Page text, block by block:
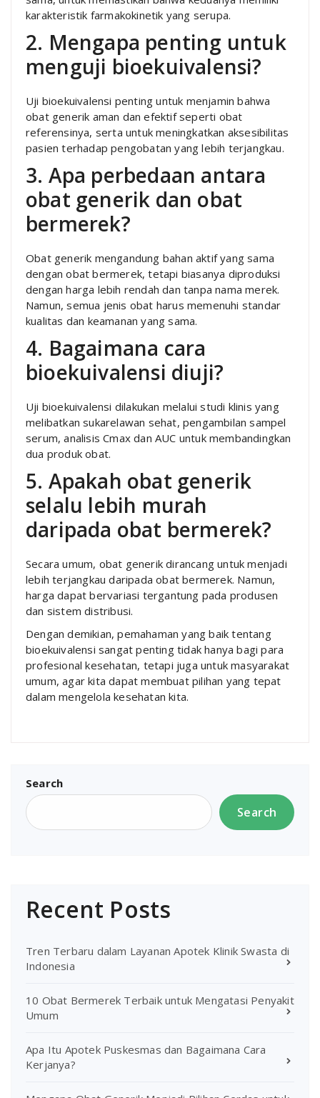
karakteristik farmakokinetik yang serupa.
2. Mengapa penting untuk
menguji bioekuivalensi?
Uji bioekuivalensi penting untuk menjamin bahwa
obat generik aman dan efektif seperti obat
referensinya, serta untuk meningkatkan aksesibilitas
pasien terhadap pengobatan yang lebih terjangkau.
3. Apa perbedaan antara
obat generik dan obat
bermerek?
Obat generik mengandung bahan aktif yang sama
dengan obat bermerek, tetapi biasanya diproduksi
dengan harga lebih rendah dan tanpa nama merek.
Namun, semua jenis obat harus memenuhi standar
kualitas dan keamanan yang sama.
4. Bagaimana cara
bioekuivalensi diuji?
Uji bioekuivalensi dilakukan melalui studi klinis yang
melibatkan sukarelawan sehat, pengambilan sampel
serum, analisis Cmax dan AUC untuk membandingkan
dua produk obat.
5. Apakah obat generik
selalu lebih murah
daripada obat bermerek?
Secara umum, obat generik dirancang untuk menjadi
lebih terjangkau daripada obat bermerek. Namun,
harga dapat bervariasi tergantung pada produsen
dan sistem distribusi.
Dengan demikian, pemahaman yang baik tentang
bioekuivalensi sangat penting tidak hanya bagi para
profesional kesehatan, tetapi juga untuk masyarakat
umum, agar kita dapat membuat pilihan yang tepat
dalam mengelola kesehatan kita.
Search
Search
Recent Posts
Tren Terbaru dalam Layanan Apotek Klinik Swasta di
Indonesia
10 Obat Bermerek Terbaik untuk Mengatasi Penyakit
Umum
Apa Itu Apotek Puskesmas dan Bagaimana Cara
Kerjanya?